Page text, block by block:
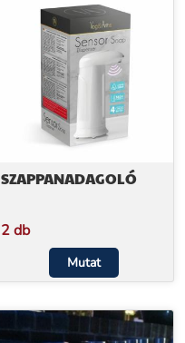
SZAPPANADAGOLÓ
2 db
Mutat